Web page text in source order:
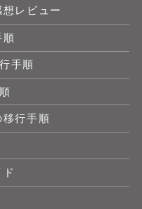
レビュー
順
手順
行手順